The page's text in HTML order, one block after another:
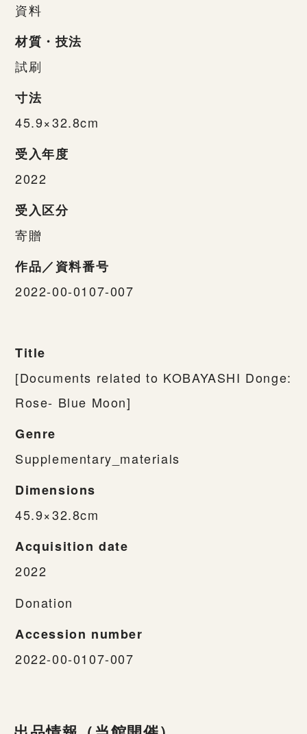
資料
材質・技法
試刷
寸法
45.9×32.8cm
受入年度
2022
受入区分
寄贈
作品／資料番号
2022-00-0107-007
Title
[Documents related to KOBAYASHI Donge:
Rose- Blue Moon]
Genre
Supplementary_materials
Dimensions
45.9×32.8cm
Acquisition date
2022
Donation
Accession number
2022-00-0107-007